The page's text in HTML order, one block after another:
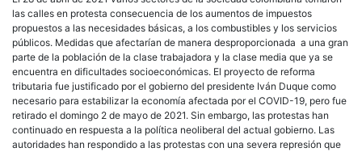
al
las calles en protesta consecuencia de los aumentos de impuestos
propuestos a las necesidades básicas, a los combustibles y los servicios
públicos. Medidas que afectarían de manera desproporcionada a una gran
parte de la población de la clase trabajadora y la clase media que ya se
encuentra en dificultades socioeconómicas. El proyecto de reforma
tributaria fue justificado por el gobierno del presidente Iván Duque como
necesario para estabilizar la economía afectada por el COVID-19, pero fue
retirado el domingo 2 de mayo de 2021. Sin embargo, las protestas han
continuado en respuesta a la política neoliberal del actual gobierno. Las
autoridades han respondido a las protestas con una severa represión que